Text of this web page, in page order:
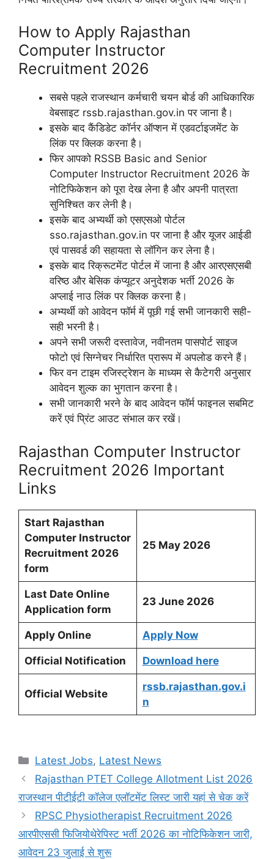
How to Apply Rajasthan
Computer Instructor
Recruitment 2026
सबसे पहले राजस्थान कर्मचारी चयन बोर्ड की आधिकारिक
वेबसाइट rssb.rajasthan.gov.in पर जाना है।
इसके बाद कैंडिडेट कॉर्नर ऑप्शन में एडवर्टाइजमेंट के
लिंक पर क्लिक करना है।
फिर आपको RSSB Basic and Senior
Computer Instructor Recruitment 2026 के
नोटिफिकेशन को पूरा देख लेना है और अपनी पात्रता
सुनिश्चित कर लेनी है।
इसके बाद अभ्यर्थी को एसएसओ पोर्टल
sso.rajasthan.gov.in पर जाना है और यूजर आईडी
एवं पासवर्ड की सहायता से लॉगिन कर लेना है।
इसके बाद रिक्रूटमेंट पोर्टल में जाना है और आरएसएसबी
वरिष्ठ और बेसिक कंप्यूटर अनुदेशक भर्ती 2026 के
अप्लाई नाउ लिंक पर क्लिक करना है।
अभ्यर्थी को आवेदन फॉर्म में पूछी गई सभी जानकारी सही-
सही भरनी है।
अपने सभी जरूरी दस्तावेज, नवीनतम पासपोर्ट साइज
फोटो एवं सिग्नेचर निर्धारित प्रारूप में अपलोड करने हैं।
फिर वन टाइम रजिस्ट्रेशन के माध्यम से कैटेगरी अनुसार
आवेदन शुल्क का भुगतान करना है।
सभी जानकारी भरने के बाद आवेदन फॉर्म फाइनल सबमिट
करें एवं प्रिंट आउट संभाल कर रखें।
Rajasthan Computer Instructor
Recruitment 2026 Important
Links
Start Rajasthan
Computer Instructor
Recruitment 2026
form
25 May 2026
Last Date Online
Application form
23 June 2026
Apply Online Apply Now
Official Notification Download here
Official Website
rssb.rajasthan.gov.i
n
Categories
Latest Jobs, Latest News
Rajasthan PTET College Allotment List 2026
राजस्थान पीटीईटी कॉलेज एलॉटमेंट लिस्ट जारी यहां से चेक करें
RPSC Physiotherapist Recruitment 2026
आरपीएससी फिजियोथेरेपिस्ट भर्ती 2026 का नोटिफिकेशन जारी,
आवेदन 23 जुलाई से शुरू